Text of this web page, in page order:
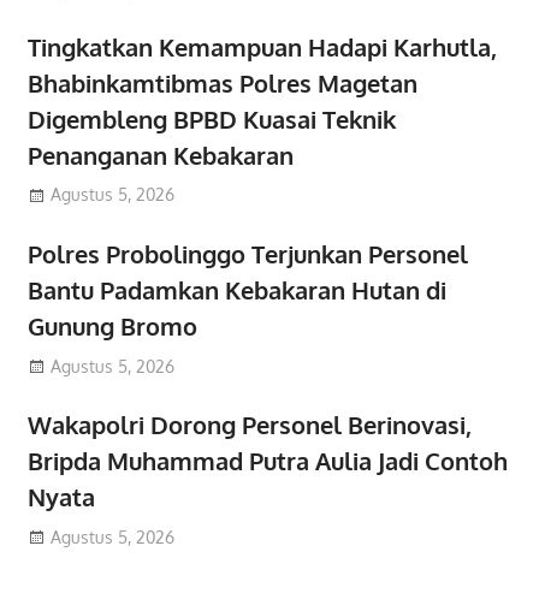
Tingkatkan Kemampuan Hadapi Karhutla,
Bhabinkamtibmas Polres Magetan
Digembleng BPBD Kuasai Teknik
Penanganan Kebakaran
Agustus 5, 2026
Polres Probolinggo Terjunkan Personel
Bantu Padamkan Kebakaran Hutan di
Gunung Bromo
Agustus 5, 2026
Wakapolri Dorong Personel Berinovasi,
Bripda Muhammad Putra Aulia Jadi Contoh
Nyata
Agustus 5, 2026